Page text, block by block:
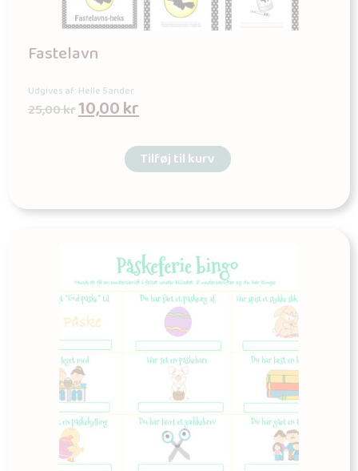
Fastelavn
Udgives af: Helle Sander
25,00kr10,00kr
Tilføj til kurv